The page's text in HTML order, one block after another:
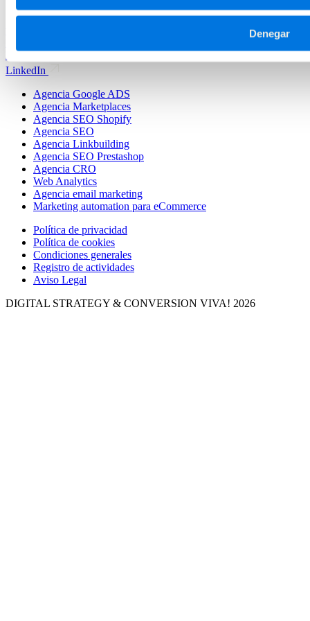
Denegar
Analítica web
Desarrollo Web Marketplaces UGC
LinkedIn
Agencia Google ADS
Agencia Marketplaces
Agencia SEO Shopify
Agencia SEO
Agencia Linkbuilding
Agencia SEO Prestashop
Agencia CRO
Web Analytics
Agencia email marketing
Marketing automation para eCommerce
Política de privacidad
Política de cookies
Condiciones generales
Registro de actividades
Aviso Legal
DIGITAL STRATEGY & CONVERSION VIVA! 2026